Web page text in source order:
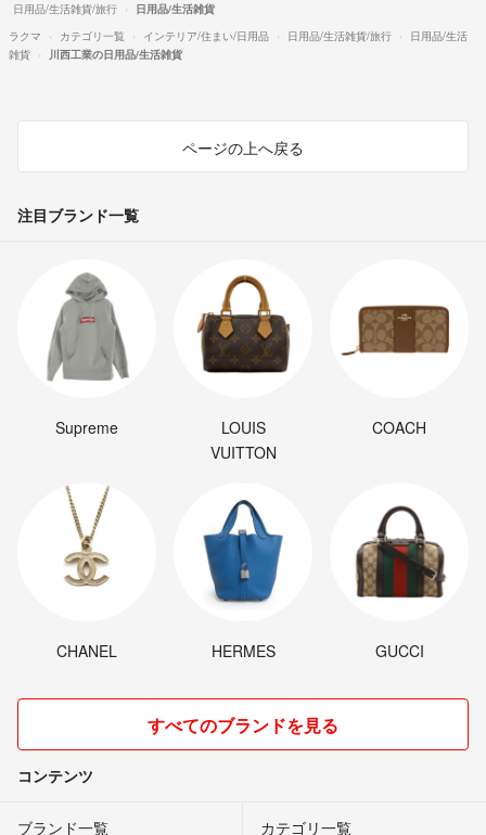
日用品/生活雑貨/旅行
日用品/生活雑貨
ラクマ
カテゴリ一覧 インテリア/住まい/日用品 日用品/生活雑貨/旅行
日用品/生活
雑貨
川西工業の日用品/生活雑貨
ページの上へ戻る
注目ブランド一覧
Supreme
LOUIS
VUITTON
COACH
CHANEL HERMES GUCCI
すべてのブランドを見る
コンテンツ
ブランド一覧 カテゴリ一覧